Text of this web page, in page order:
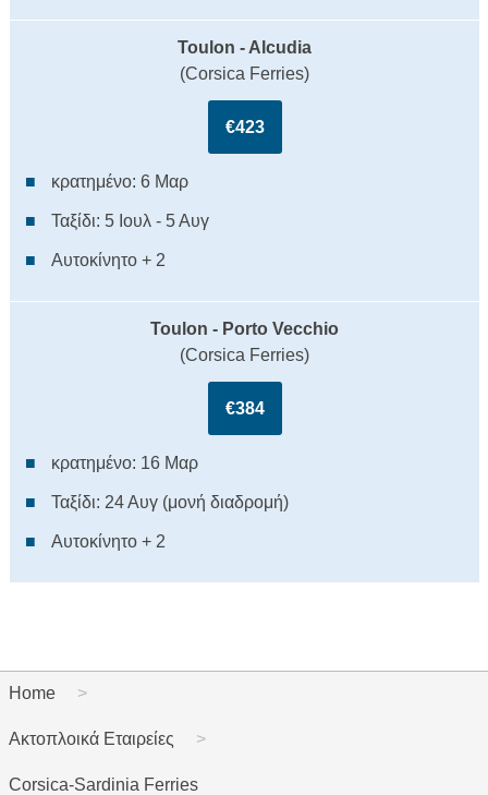
Toulon - Alcudia
(Corsica Ferries)
€423
κρατημένο: 6 Μαρ
Ταξίδι: 5 Ιουλ - 5 Αυγ
Αυτοκίνητο + 2
Toulon - Porto Vecchio
(Corsica Ferries)
€384
κρατημένο: 16 Μαρ
Ταξίδι: 24 Αυγ (μονή διαδρομή)
Αυτοκίνητο + 2
Home
Ακτοπλοικά Εταιρείες
Corsica-Sardinia Ferries